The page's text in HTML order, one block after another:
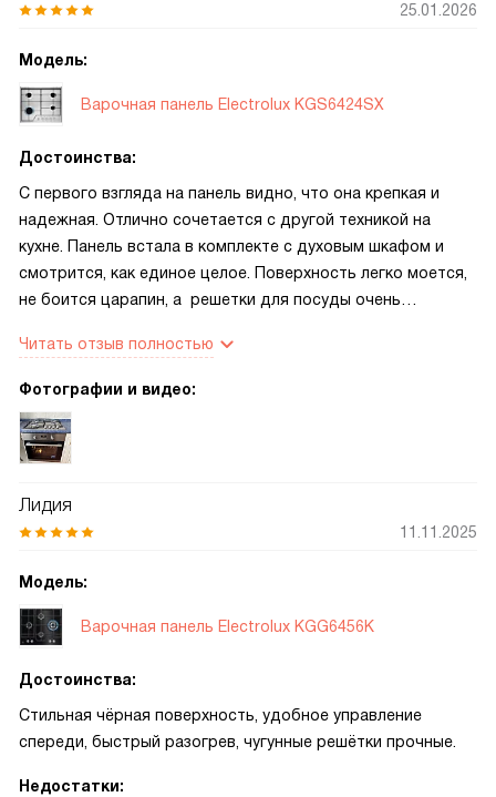
25.01.2026
Модель:
Варочная панель Electrolux KGS6424SX
Достоинства:
С первого взгляда на панель видно, что она крепкая и
надежная. Отлично сочетается с другой техникой на
кухне. Панель встала в комплекте с духовым шкафом и
смотрится, как единое целое. Поверхность легко моется,
не боится царапин, а решетки для посуды очень
удобным, все поворотные переключатели из металла,
надёжные и удобные.
Читать отзыв полностью
Фотографии и видео:
Лидия
11.11.2025
Модель:
Варочная панель Electrolux KGG6456K
Достоинства:
Стильная чёрная поверхность, удобное управление
спереди, быстрый разогрев, чугунные решётки прочные.
Недостатки: